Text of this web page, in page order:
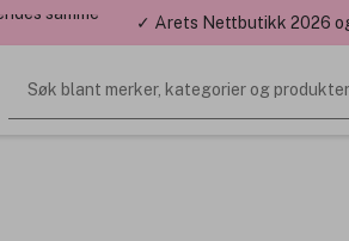
samme ✓ Årets Nettbutikk 2026
Søk blant merker, kategorier og produkter